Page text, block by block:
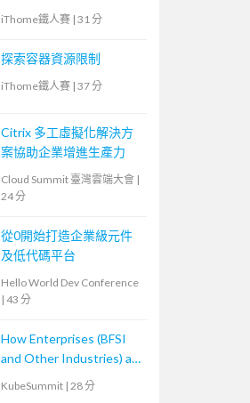
站應用程式！
iThome鐵人賽 | 31 分
探索容器資源限制
iThome鐵人賽 | 37 分
Citrix 多工虛擬化解決方
案協助企業增進生產力
Cloud Summit 臺灣雲端大會 |
24 分
從0開始打造企業級元件
及低代碼平台
Hello World Dev Conference
| 43 分
How Enterprises (BFSI
and Other Industries) are
Transforming with
KubeSummit | 28 分